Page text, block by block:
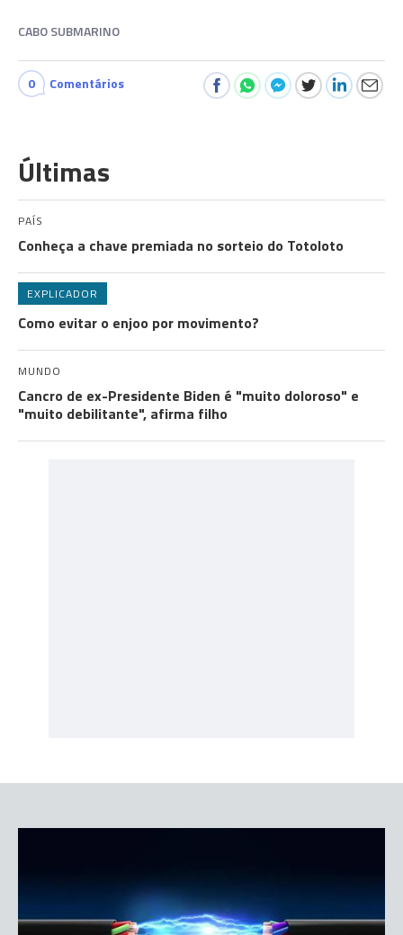
CABO SUBMARINO
0 Comentários
Últimas
PAÍS
Conheça a chave premiada no sorteio do Totoloto
EXPLICADOR
Como evitar o enjoo por movimento?
MUNDO
Cancro de ex-Presidente Biden é "muito doloroso" e
"muito debilitante", afirma filho